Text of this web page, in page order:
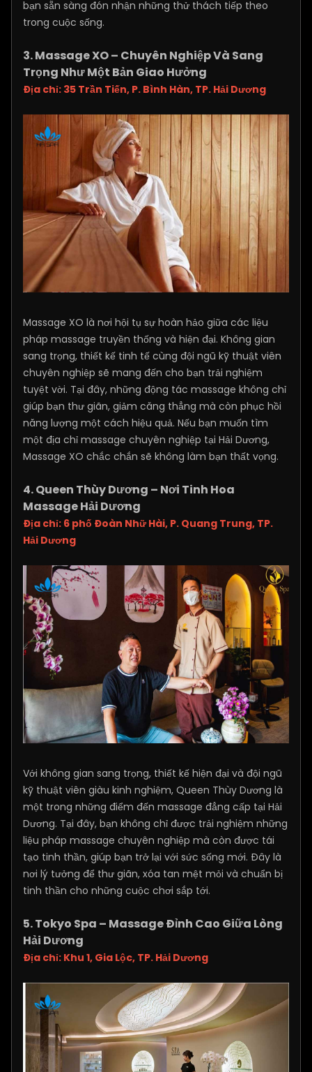
bạn sẵn sàng đón nhận những thử thách tiếp theo
trong cuộc sống.
3. Massage XO – Chuyên Nghiệp Và Sang
Trọng Như Một Bản Giao Hưởng
Địa chỉ: 35 Trần Tiến, P. Bình Hàn, TP. Hải Dương
Massage XO là nơi hội tụ sự hoàn hảo giữa các liệu
pháp massage truyền thống và hiện đại. Không gian
sang trọng, thiết kế tinh tế cùng đội ngũ kỹ thuật viên
chuyên nghiệp sẽ mang đến cho bạn trải nghiệm
tuyệt vời. Tại đây, những động tác massage không chỉ
giúp bạn thư giãn, giảm căng thẳng mà còn phục hồi
năng lượng một cách hiệu quả. Nếu bạn muốn tìm
một địa chỉ massage chuyên nghiệp tại Hải Dương,
Massage XO chắc chắn sẽ không làm bạn thất vọng.
4. Queen Thùy Dương – Nơi Tinh Hoa
Massage Hải Dương
Địa chỉ: 6 phố Đoàn Nhữ Hài, P. Quang Trung, TP.
Hải Dương
Với không gian sang trọng, thiết kế hiện đại và đội ngũ
kỹ thuật viên giàu kinh nghiệm, Queen Thùy Dương là
một trong những điểm đến massage đẳng cấp tại Hải
Dương. Tại đây, bạn không chỉ được trải nghiệm những
liệu pháp massage chuyên nghiệp mà còn được tái
tạo tinh thần, giúp bạn trở lại với sức sống mới. Đây là
nơi lý tưởng để thư giãn, xóa tan mệt mỏi và chuẩn bị
tinh thần cho những cuộc chơi sắp tới.
5. Tokyo Spa – Massage Đỉnh Cao Giữa Lòng
Hải Dương
Địa chỉ: Khu 1, Gia Lộc, TP. Hải Dương